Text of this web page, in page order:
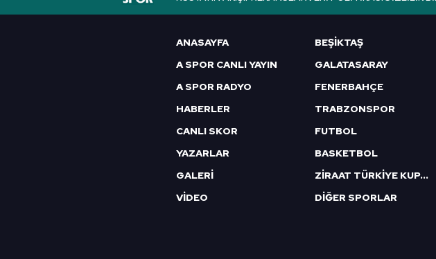
mevzuata uygun olarak kullanılan çerezlerle ilgili bilgi
ANASAYFA
A SPOR CANLI YAYIN
A SPOR RADYO
HABERLER
CANLI SKOR
YAZARLAR
GALERİ
VİDEO
BEŞİKTAŞ
GALATASARAY
FENERBAHÇE
TRABZONSPOR
FUTBOL
BASKETBOL
ZİRAAT TÜRKİYE KUPASI
DİĞER SPORLAR